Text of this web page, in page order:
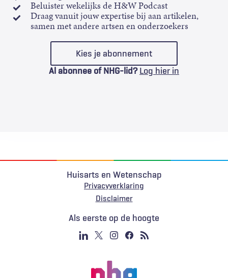
Beluister wekelijks de H&W Podcast
Draag vanuit jouw expertise bij aan artikelen,
samen met andere artsen en onderzoekers
Kies je abonnement
Al abonnee of NHG-lid? Log hier in
Huisarts en Wetenschap
Privacyverklaring
Voet
Disclaimer
Als eerste op de hoogte